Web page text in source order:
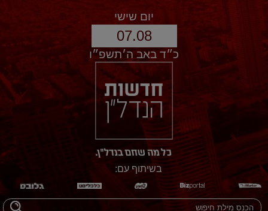
יום שישי
07.08
כ״ד באב ה׳תשפ״ו
בשיתוף עם: